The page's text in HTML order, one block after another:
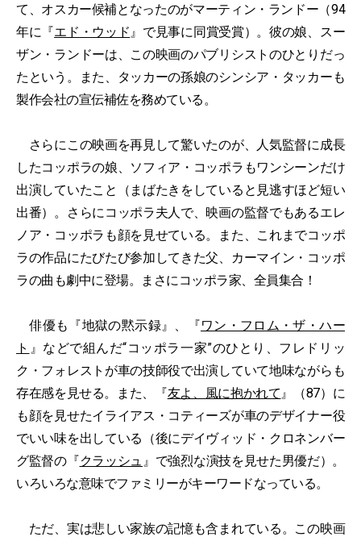
て、オスカー候補となったのがマーティン・ランドー（94
年に『エド・ウッド 』で見事に同賞受賞）。彼の娘、スー
ザン・ランドーは、この映画のパブリシストのひとりだっ
たという。また、タッカーの孫娘のシンシア・タッカーも
製作会社の宣伝補佐を務めている。
さらにこの映画を再見して驚いたのが、人気監督に成長
したコッポラの娘、ソフィア・コッポラもワンシーンだけ
出演していたこと（まばたきをしていると見逃すほど短い
出番）。さらにコッポラ夫人で、映画の監督でもあるエレ
ノア・コッポラも顔を見せている。また、これまでコッポ
ラの作品にたびたび参加してきた父、カーマイン・コッポ
ラの曲も劇中に登場。まさにコッポラ家、全員集合！
俳優も『地獄の黙示録』、『ワン・フロム・ザ・ハー
ト 』などで組んだ“コッポラ一家”のひとり、フレドリッ
ク・フォレストが車の技師役で出演していて地味ながらも
存在感を見せる。また、『友よ、風に抱かれて 』（87）に
も顔を見せたイライアス・コティーズが車のデザイナー役
でいい味を出している（後にデイヴィッド・クロネンバー
グ監督の『クラッシュ 』で強烈な演技を見せた男優だ）。
いろいろな意味でファミリーがキーワードなっている。
ただ、実は悲しい家族の記憶も含まれている。この映画